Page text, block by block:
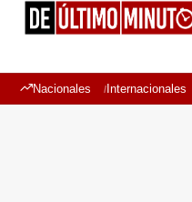
Nacionales Internacionales